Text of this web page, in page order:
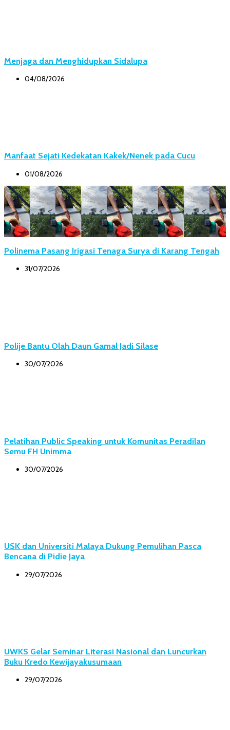
Menjaga dan Menghidupkan Sidalupa
04/08/2026
Manfaat Sejati Kedekatan Kakek/Nenek pada Cucu
01/08/2026
Polinema Pasang Irigasi Tenaga Surya di Karang Tengah
31/07/2026
Polije Bantu Olah Daun Gamal Jadi Silase
30/07/2026
Pelatihan Public Speaking untuk Komunitas Peradilan
Semu FH Unimma
30/07/2026
USK dan Universiti Malaya Dukung Pemulihan Pasca
Bencana di Pidie Jaya
29/07/2026
UWKS Gelar Seminar Literasi Nasional dan Luncurkan
Buku Kredo Kewijayakusumaan
29/07/2026